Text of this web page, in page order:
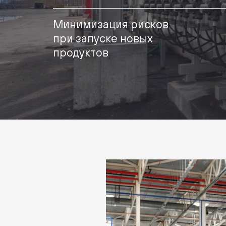
Минимизация рисков
при запуске новых
продуктов